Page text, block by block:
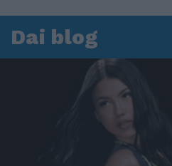
Dai blog